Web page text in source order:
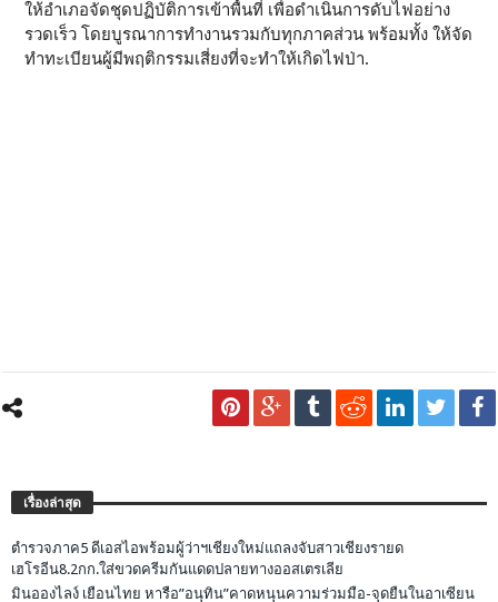
ให้อำเภอจัดชุดปฏิบัติการเข้าพื้นที่ เพื่อดำเนินการดับไฟอย่าง
รวดเร็ว โดยบูรณาการทำงานรวมกับทุกภาคส่วน พร้อมทั้ง ให้จัด
ทำทะเบียนผู้มีพฤติกรรมเสี่ยงที่จะทำให้เกิดไฟป่า.
เรื่องล่าสุด
ตำรวจภาค5 ดีเอสไอพร้อมผู้ว่าฯเชียงใหม่แถลงจับสาวเชียงรายด
เฮโรอีน8.2กก.ใส่ขวดครีมกันแดดปลายทางออสเตรเลีย
มินอองไลง์ เยือนไทย หารือ”อนุทิน”คาดหนุนความร่วมมือ-จุดยืนในอาเซียน